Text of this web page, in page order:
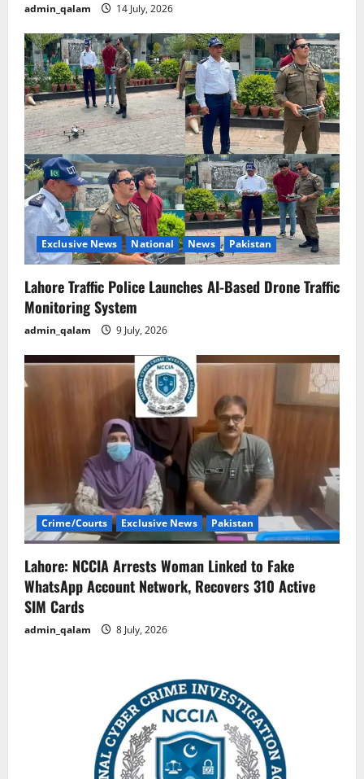
admin_qalam 14 July, 2026
Exclusive News National News Pakistan
Lahore Traffic Police Launches AI-Based Drone Traffic
Monitoring System
admin_qalam 9 July, 2026
Crime/Courts Exclusive News Pakistan
Lahore: NCCIA Arrests Woman Linked to Fake
WhatsApp Account Network, Recovers 310 Active
SIM Cards
admin_qalam 8 July, 2026